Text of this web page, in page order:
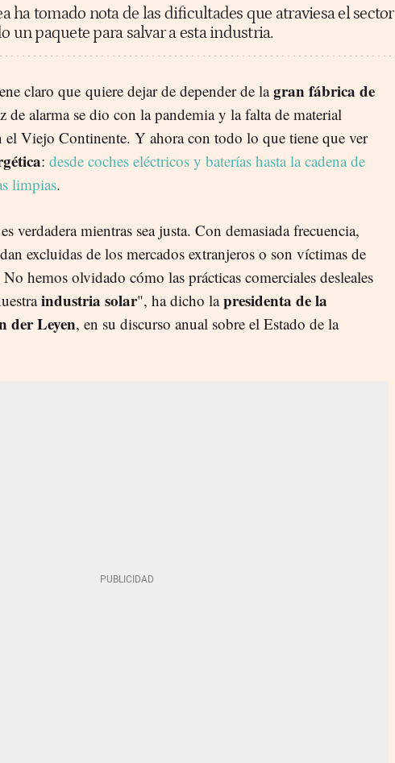
ha tomado nota de las dificultades que atraviesa el sector
un paquete para salvar a esta industria.
claro que quiere dejar de depender de lagran fábrica de
de alarma se dio con la pandemia y la falta de material
el Viejo Continente. Y ahora con todo lo que tiene que ver
: desde coches eléctricos y baterías hasta la cadena de
limpias.
verdadera mientras sea justa. Con demasiada frecuencia,
excluidas de los mercados extranjeros o son víctimas de
hemos olvidado cómo las prácticas comerciales desleales
industria solar", ha dicho lapresidenta de la
der Leyen, en su discurso anual sobre el Estado de la